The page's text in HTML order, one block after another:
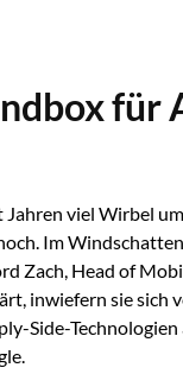
viel Wirbel
Im
Zach, Head of
inwiefern sie sich
Side-